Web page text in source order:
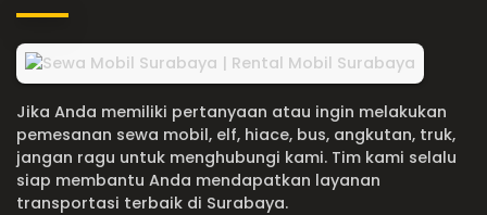
Jika Anda memiliki pertanyaan atau ingin melakukan
pemesanan sewa mobil, elf, hiace, bus, angkutan, truk,
jangan ragu untuk menghubungi kami. Tim kami selalu
siap membantu Anda mendapatkan layanan
transportasi terbaik di Surabaya.